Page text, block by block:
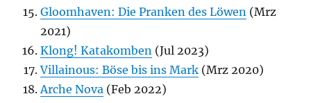
Gloomhaven: Die Pranken des Löwen (Mrz
2021)
Klong! Katakomben (Jul 2023)
Villainous: Böse bis ins Mark (Mrz 2020)
Arche Nova (Feb 2022)